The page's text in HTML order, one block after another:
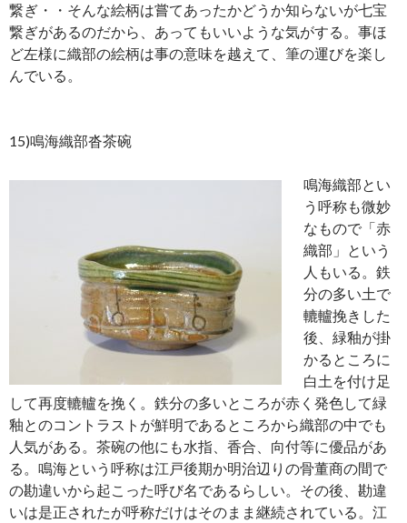
繋ぎ・・そんな絵柄は嘗てあったかどうか知らないが七宝
繋ぎがあるのだから、あってもいいような気がする。事ほ
ど左様に織部の絵柄は事の意味を越えて、筆の運びを楽し
んでいる。
15)鳴海織部沓茶碗
鳴海織部とい
う呼称も微妙
なもので「赤
織部」という
人もいる。鉄
分の多い土で
轆轤挽きした
後、緑釉が掛
かるところに
白土を付け足
して再度轆轤を挽く。鉄分の多いところが赤く発色して緑
釉とのコントラストが鮮明であるところから織部の中でも
人気がある。茶碗の他にも水指、香合、向付等に優品があ
る。鳴海という呼称は江戸後期か明治辺りの骨董商の間で
の勘違いから起こった呼び名であるらしい。その後、勘違
いは是正されたが呼称だけはそのまま継続されている。江